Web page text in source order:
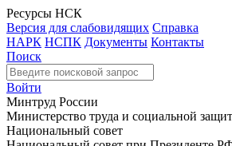
Ресурсы НСК
Версия для слабовидящих Справка
НАРК НСПК Документы Контакты
Поиск
Войти
Минтруд России
Министерство труда и социальной
Национальный совет